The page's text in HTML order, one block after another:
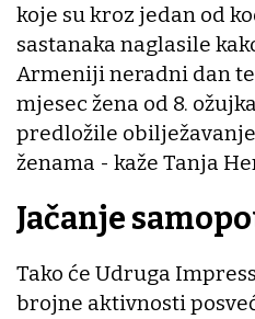
koje su kroz jedan od
sastanaka naglasile
Armeniji neradni dan
mjesec žena od 8.
predložile
ženama - kaže Tanja
Jačanje
Tako će Udruga
brojne aktivnosti